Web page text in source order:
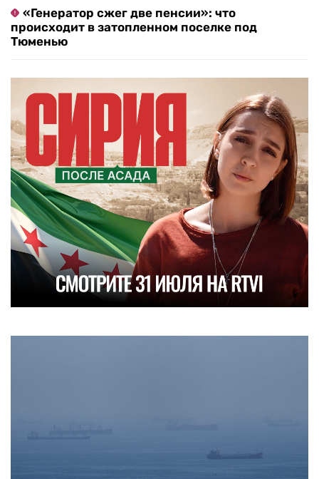
«Генератор сжег две пенсии»: что
происходит в затопленном поселке под
Тюменью